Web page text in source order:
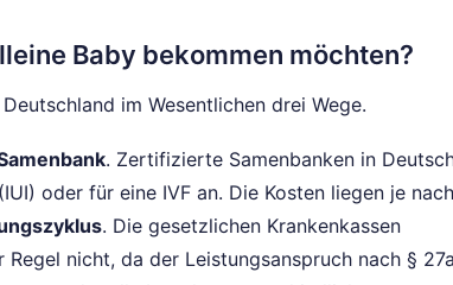
Baby bekommen möchten?
im Wesentlichen drei Wege.
. Zertifizierte Samenbanken in
oder für eine IVF an. Die Kosten liegen je nach
. Die gesetzlichen Krankenkassen
nicht, da der Leistungsanspruch nach §